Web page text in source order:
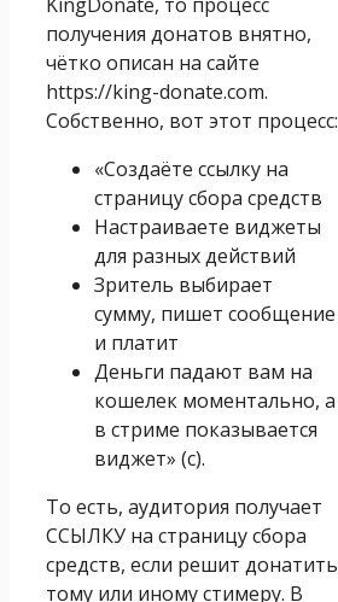
получения донатов внятно,
чётко описан на сайте
https://king-donate.com.
Собственно, вот этот процесс:
«Создаёте ссылку на
страницу сбора средств
Настраиваете виджеты
для разных действий
Зритель выбирает
сумму, пишет сообщение
и платит
Деньги падают вам на
кошелек моментально, а
в стриме показывается
виджет» (с).
То есть, аудитория получает
ССЫЛКУ на страницу сбора
средств, если решит донатить
тому или иному стимеру. В